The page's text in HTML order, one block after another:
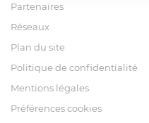
Partenaires
Réseaux
Plan du site
Politique de confidentialité
Mentions légales
Préférences cookies